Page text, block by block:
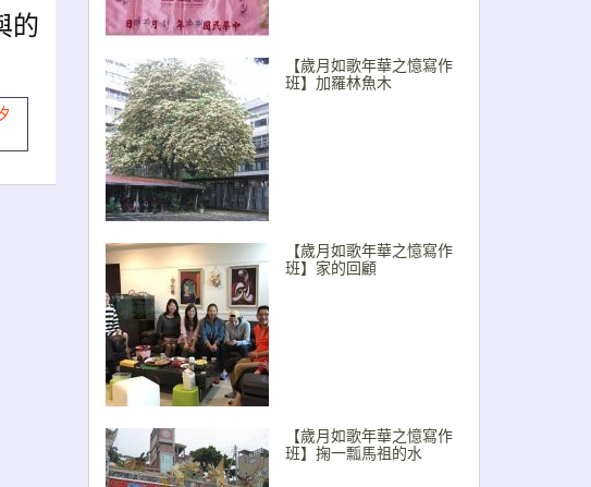
的
【歲月如歌年華之憶寫作
班】加羅林魚木
【歲月如歌年華之憶寫作
班】家的回顧
【歲月如歌年華之憶寫作
班】掬一瓢馬祖的水